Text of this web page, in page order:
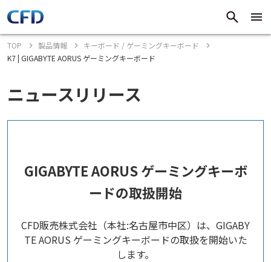
TOP 製品情報
キーボード / ゲーミングキーボード
K7 | GIGABYTE AORUS ゲーミングキーボード
ニュースリリース
GIGABYTE AORUS ゲーミングキーボ
ードの取扱開始
CFD販売株式会社（本社:名古屋市中区）は、GIGABY
TE AORUS ゲーミングキーボードの取扱を開始いた
します。